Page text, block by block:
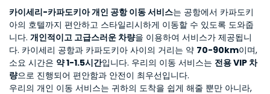
카이세리-카파도키아 개인 공항 이동 서비스는 공항에서 카파도키
아의 호텔까지 편안하고 스타일리시하게 이동할 수 있도록 도와줍
니다. 개인적이고 고급스러운 차량을 이용하여 서비스가 제공됩니
다. 카이세리 공항과 카파도키아 사이의 거리는 약 70-90km이며,
소요 시간은 약 1-1.5시간입니다. 우리의 이동 서비스는 전용 VIP 차
량으로 진행되어 편안함과 안전이 최우선입니다.